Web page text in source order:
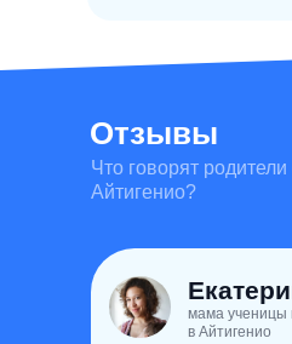
Что говорят
Айтигенио?
Отзывы
мама ученицы
в Айтигенио